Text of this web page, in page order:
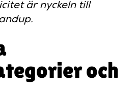
är nyckeln till
och